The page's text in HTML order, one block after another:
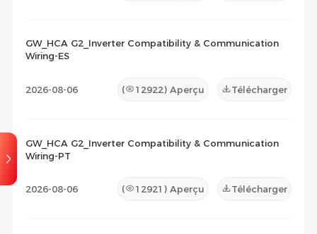
GW_HCA G2_Inverter Compatibility & Communication
Wiring-ES
2026-08-06 ( 12922) Aperçu Télécharger
GW_HCA G2_Inverter Compatibility & Communication
Wiring-PT
2026-08-06 ( 12921 ) Aperçu Télécharger